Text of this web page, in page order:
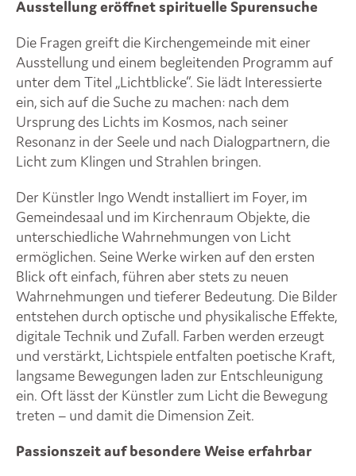
Ausstellung eröffnet spirituelle Spurensuche
Die Fragen greift die Kirchengemeinde mit einer
Ausstellung und einem begleitenden Programm auf
unter dem Titel „Lichtblicke“. Sie lädt Interessierte
ein, sich auf die Suche zu machen: nach dem
Ursprung des Lichts im Kosmos, nach seiner
Resonanz in der Seele und nach Dialogpartnern, die
Licht zum Klingen und Strahlen bringen.
Der Künstler Ingo Wendt installiert im Foyer, im
Gemeindesaal und im Kirchenraum Objekte, die
unterschiedliche Wahrnehmungen von Licht
ermöglichen. Seine Werke wirken auf den ersten
Blick oft einfach, führen aber stets zu neuen
Wahrnehmungen und tieferer Bedeutung. Die Bilder
entstehen durch optische und physikalische Effekte,
digitale Technik und Zufall. Farben werden erzeugt
und verstärkt, Lichtspiele entfalten poetische Kraft,
langsame Bewegungen laden zur Entschleunigung
ein. Oft lässt der Künstler zum Licht die Bewegung
treten – und damit die Dimension Zeit.
Passionszeit auf besondere Weise erfahrbar